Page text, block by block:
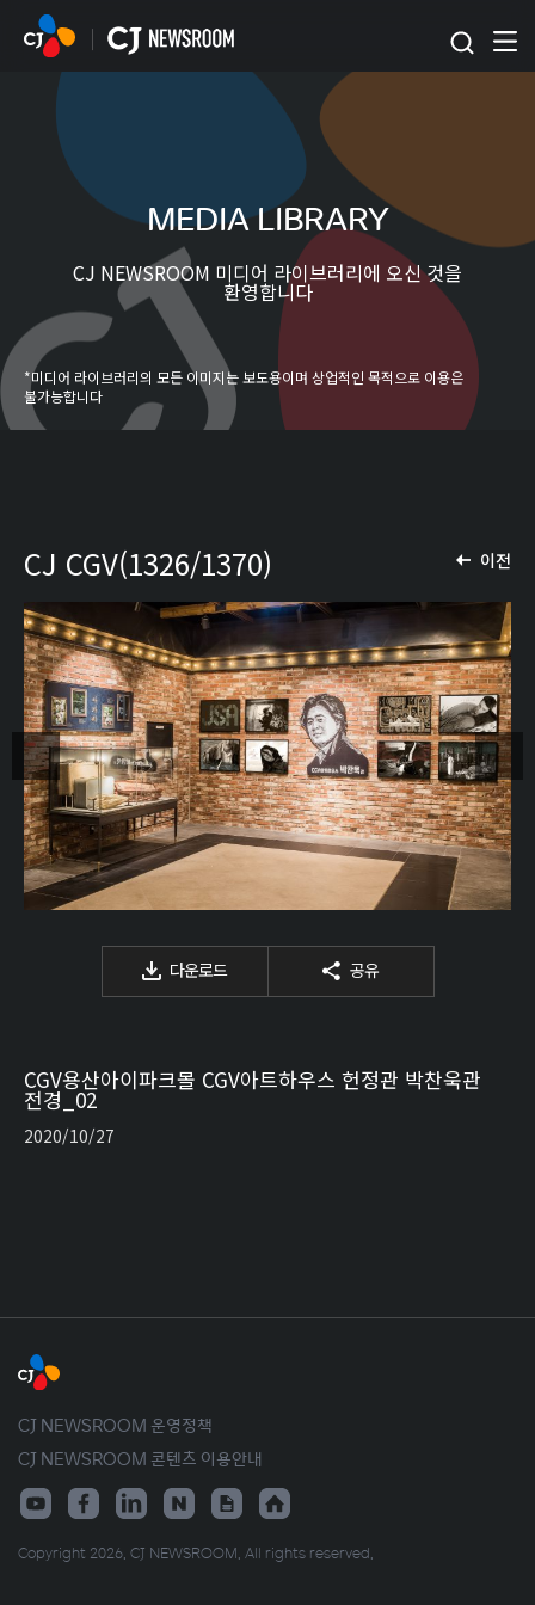
본문 바로가기
MEDIA LIBRARY
CJ NEWSROOM 미디어 라이브러리에 오신 것을
환영합니다
*미디어 라이브러리의 모든 이미지는 보도용이며 상업적인 목적으로 이용은
불가능합니다
이전
CJ CGV(1326/1370)
다운로드 공유
CGV용산아이파크몰 CGV아트하우스 헌정관 박찬욱관
전경_02
2020/10/27
CJ NEWSROOM 운영정책
CJ NEWSROOM 콘텐츠 이용안내
Copyright 2026. CJ NEWSROOM. All rights reserved.